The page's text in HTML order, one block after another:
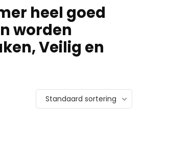
heel goed
worden
Veilig en
Standaard sortering